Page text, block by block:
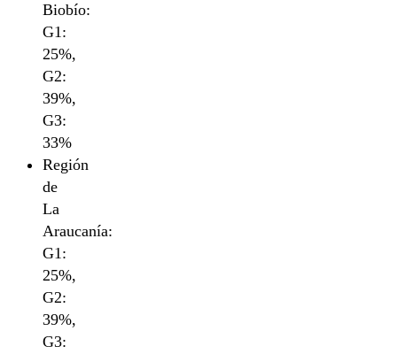
Biobío:
G1:
25%,
G2:
39%,
G3:
33%
Región
de
La
Araucanía:
G1:
25%,
G2:
39%,
G3: